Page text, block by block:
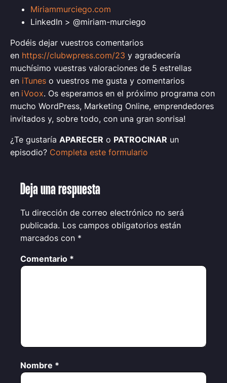
Miriammurciego.com
LinkedIn > @miriam-murciego
Podéis dejar vuestros comentarios
en https://clubwpress.com/23 y agradecería
muchísimo vuestras valoraciones de 5 estrellas
en iTunes o vuestros me gusta y comentarios
en iVoox. Os esperamos en el próximo programa con
mucho WordPress, Marketing Online, emprendedores
invitados y, sobre todo, con una gran sonrisa!
¿Te gustaría APARECER o PATROCINAR un
episodio? Completa este formulario
Deja una respuesta
Tu dirección de correo electrónico no será
publicada. Los campos obligatorios están
marcados con *
Comentario *
Nombre *